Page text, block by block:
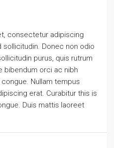
consectetur adipiscing
Donec non odio
purus, quis rutrum
bibendum orci ac nibh
Nullam tempus
erat. Curabitur this is
Duis mattis laoreet